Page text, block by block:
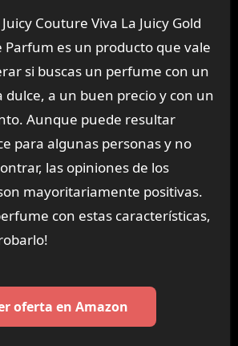
Couture Viva La Juicy Gold
Parfum es un producto que vale
si buscas un perfume con un
dulce, a un buen precio y con un
Aunque puede resultar
para algunas personas y no
las opiniones de los
mayoritariamente positivas.
con estas características,
oferta en Amazon